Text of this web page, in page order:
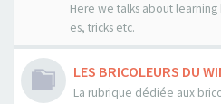
Here we talks about
es, tricks etc.
LES BRICOLEURS DU
La rubrique dédiée aux